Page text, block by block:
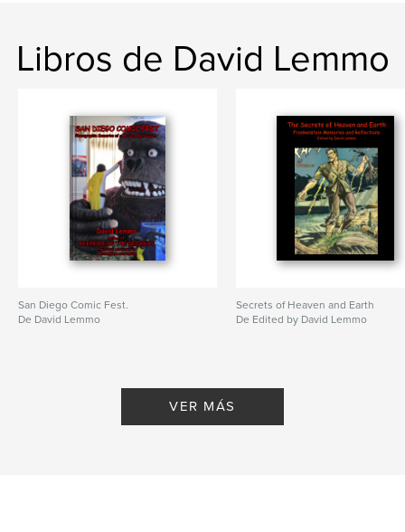
Libros de David Lemmo
San Diego Comic Fest.
De David Lemmo
Secrets of Heaven and Earth
De Edited by David Lemmo
VER MÁS